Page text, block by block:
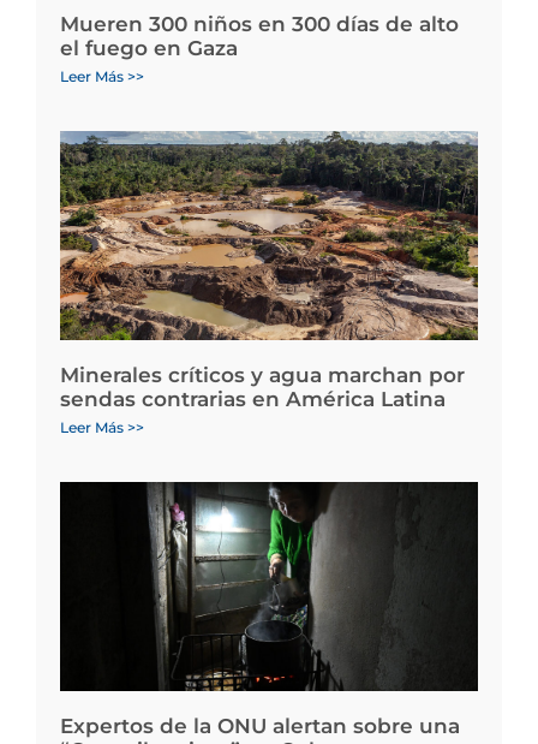
Mueren 300 niños en 300 días de alto
el fuego en Gaza
Leer Más >>
Minerales críticos y agua marchan por
sendas contrarias en América Latina
Leer Más >>
Expertos de la ONU alertan sobre una